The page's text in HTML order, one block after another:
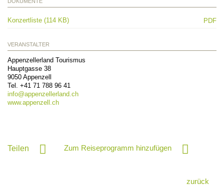
Konzertliste (114 KB) PDF
VERANSTALTER
Appenzellerland Tourismus
Hauptgasse 38
9050 Appenzell
Tel. +41 71 788 96 41
info@appenzellerland.ch
www.appenzell.ch
Teilen Zum Reiseprogramm hinzufügen
zurück